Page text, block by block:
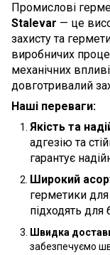
Промислові
Stalevar — це
захисту та
виробничих
механічних
довготривалий
Наші переваги:
Якість та
адгезію та
гарантує
Широкий
герметики
підходять для
Швидка
забезпечуємо